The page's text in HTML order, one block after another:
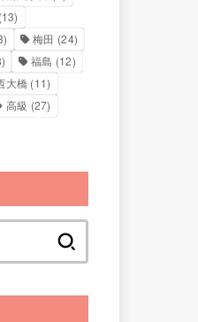
(13)
梅田 (24)
福島 (12)
大橋 (11)
高級 (27)